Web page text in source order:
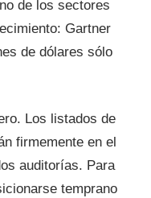
de los sectores
Gartner
de dólares sólo
Los listados de
firmemente en el
auditorías. Para
temprano